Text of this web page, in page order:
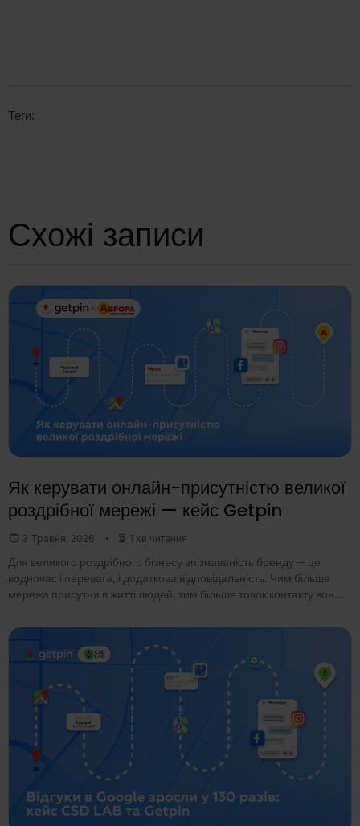
Теги:
Схожі записи
Як керувати онлайн-присутністю великої
роздрібної мережі — кейс Getpin
3 Травня, 2026 1 хв читання
Для великого роздрібного бізнесу впізнаваність бренду — це
водночас і перевага, і додаткова відповідальність. Чим більше
мережа присутня в житті людей, тим більше точок контакту вона